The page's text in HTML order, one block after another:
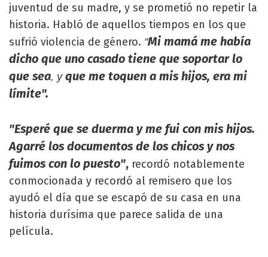
juventud de su madre, y se prometió no repetir la
historia. Habló de aquellos tiempos en los que
sufrió violencia de género. "Mi mamá me había
dicho que uno casado tiene que soportar lo
que sea, y que me toquen a mis hijos, era mi
límite".
"Esperé que se duerma y me fui con mis hijos.
Agarré los documentos de los chicos y nos
fuimos con lo puesto", recordó notablemente
conmocionada y recordó al remisero que los
ayudó el día que se escapó de su casa en una
historia durísima que parece salida de una
película.